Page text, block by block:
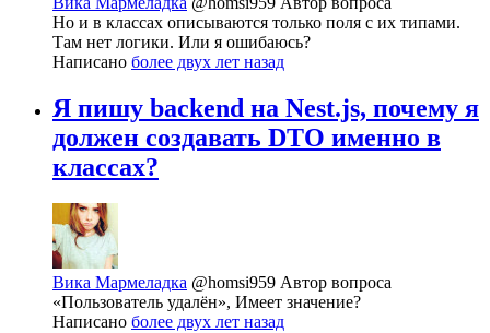
Но и в классах описываются только поля с их типами.
Там нет логики. Или я ошибаюсь?
Написано более двух лет назад
Я пишу backend на Nest.js, почему я
должен создавать DTO именно в
классах?
Вика Мармеладка @homsi959 Автор вопроса
«Пользователь удалён», Имеет значение?
Написано более двух лет назад